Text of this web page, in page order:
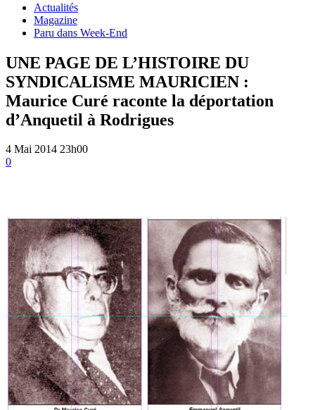
Actualités
Magazine
Paru dans Week-End
UNE PAGE DE L’HISTOIRE DU
SYNDICALISME MAURICIEN :
Maurice Curé raconte la déportation
d’Anquetil à Rodrigues
4 Mai 2014 23h00
0